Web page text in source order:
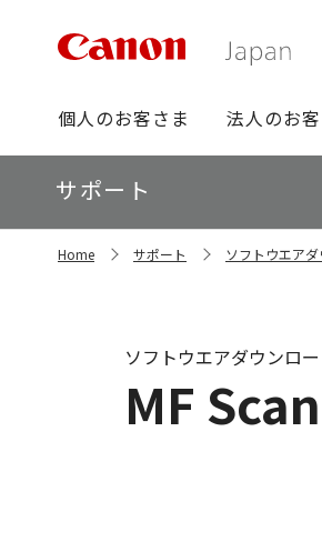
グ
ロ
ー
バ
ビ
個人のお客さま 法人のお
ロ
ー
カ
ル
サポート
Home サポート ソフトウエア
MF
ソフトウエアダウンロ